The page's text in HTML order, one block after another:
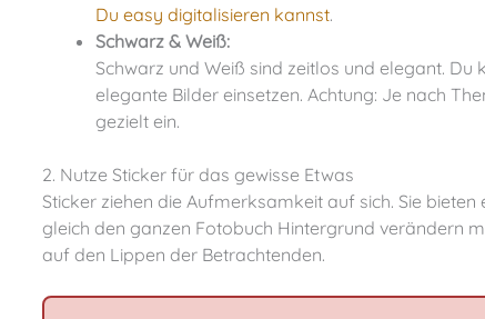
Du easy digitalisieren kannst.
Schwarz & Weiß:
Schwarz und Weiß sind zeitlos und elegant.
elegante Bilder einsetzen. Achtung: Je nach
gezielt ein.
2. Nutze Sticker für das gewisse Etwas
Sticker ziehen die Aufmerksamkeit auf sich. Sie bieten eine tolle Möglichkeit, Abwechslung zu schaffen, ohne dass Du
gleich den ganzen Fotobuch Hintergrund verändern
auf den Lippen der Betrachtenden.